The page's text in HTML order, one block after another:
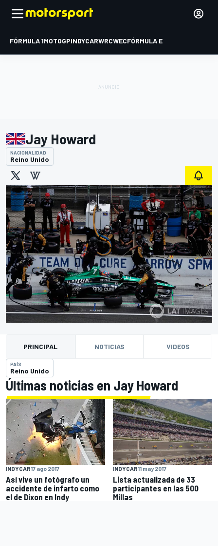
FÓRMULA 1MOTOGPINDYCARWRCWECFÓRMULA E
Jay Howard
NACIONALIDAD
Reino Unido
PRINCIPAL NOTICIAS VIDEOS
PAÍS
Reino Unido
Últimas noticias en Jay Howard
INDYCAR17 ago 2017
Así vive un fotógrafo un
accidente de infarto como
el de Dixon en Indy
INDYCAR11 may 2017
Lista actualizada de 33
participantes en las 500
Millas